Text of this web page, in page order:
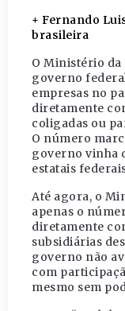
+ Fernando
brasileira
O Ministério
governo
empresas no
diretamente
coligadas ou
O número
governo vinha
estatais
Até agora, o
apenas o
diretamente
subsidiárias
governo não
com
mesmo sem